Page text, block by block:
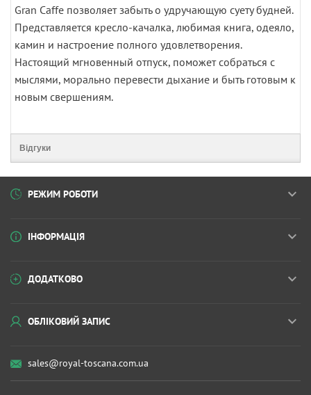
Gran Caffe позволяет забыть о удручающую суету будней.
Представляется кресло-качалка, любимая книга, одеяло,
камин и настроение полного удовлетворения.
Настоящий мгновенный отпуск, поможет собраться с
мыслями, морально перевести дыхание и быть готовым к
новым свершениям.
Відгуки
РЕЖИМ РОБОТИ
ІНФОРМАЦІЯ
ДОДАТКОВО
ОБЛІКОВИЙ ЗАПИС
sales@royal-toscana.com.ua